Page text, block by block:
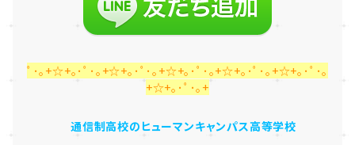
ﾟ･｡+☆+｡･ﾟ･｡+☆+｡･ﾟ･｡+☆+｡･ﾟ･｡+☆+｡･ﾟ･｡+☆+｡･ﾟ･｡
+☆+｡･ﾟ･｡+
通信制高校のヒューマンキャンパス高等学校